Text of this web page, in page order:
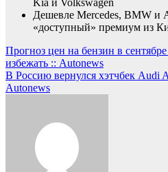
Kia и Volkswagen
Дешевле Mercedes, BMW и
«доступный» премиум из
Навигация
по
записям
Прогноз цен на бензин в
избежать :: Autonews
В Россию вернулся хэтчбек Audi
Autonews